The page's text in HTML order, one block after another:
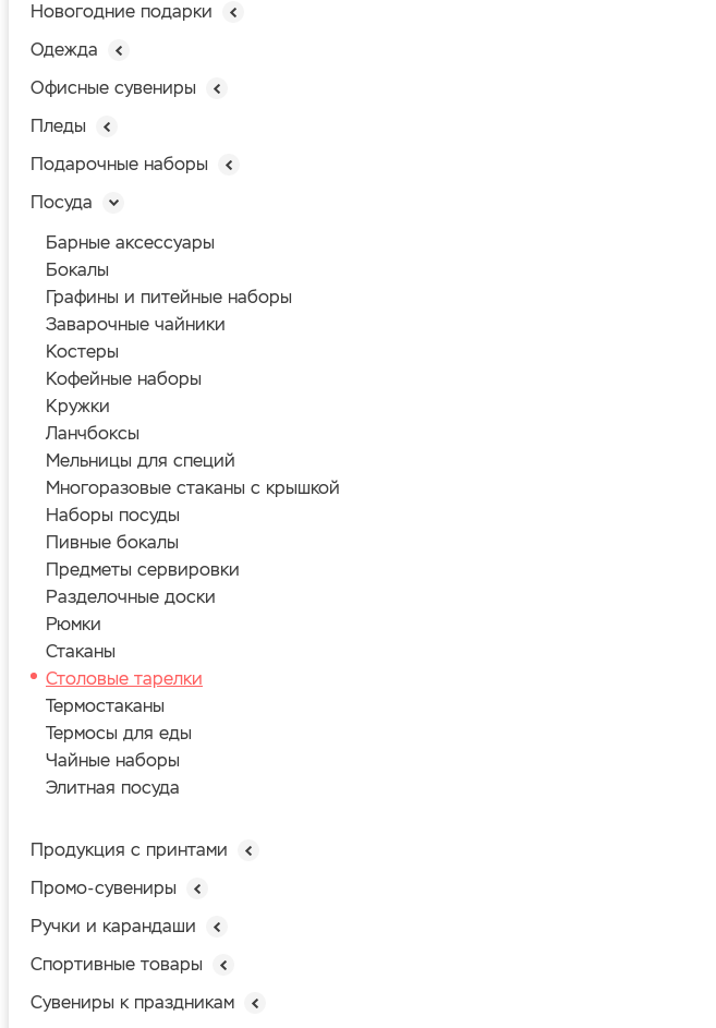
Новогодние подарки
Одежда
Офисные сувениры
Пледы
Подарочные наборы
Посуда
Барные аксессуары
Бокалы
Графины и питейные наборы
Заварочные чайники
Костеры
Кофейные наборы
Кружки
Ланчбоксы
Мельницы для специй
Многоразовые стаканы с крышкой
Наборы посуды
Пивные бокалы
Предметы сервировки
Разделочные доски
Рюмки
Стаканы
Столовые тарелки
Термостаканы
Термосы для еды
Чайные наборы
Элитная посуда
Продукция с принтами
Промо-сувениры
Ручки и карандаши
Спортивные товары
Сувениры к праздникам